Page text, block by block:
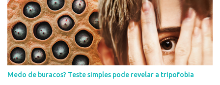
Medo de buracos? Teste simples pode revelar a tripofobia